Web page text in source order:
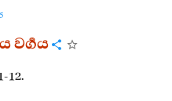
වර්‍ගය
12.